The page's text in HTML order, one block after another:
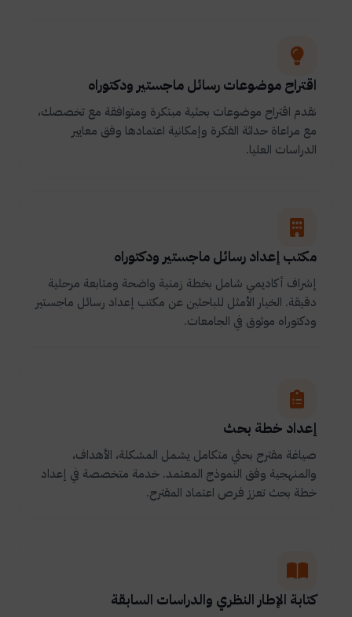
اقتراح موضوعات رسائل ماجستير ودكتوراه
نقدم اقتراح موضوعات بحثية مبتكرة ومتوافقة مع تخصصك،
مع مراعاة حداثة الفكرة وإمكانية اعتمادها وفق معايير
الدراسات العليا.
مكتب إعداد رسائل ماجستير ودكتوراه
إشراف أكاديمي شامل بخطة زمنية واضحة ومتابعة مرحلية
دقيقة. الخيار الأمثل للباحثين عن مكتب إعداد رسائل ماجستير
ودكتوراه موثوق في الجامعات.
إعداد خطة بحث
صياغة مقترح بحثي متكامل يشمل المشكلة، الأهداف،
والمنهجية وفق النموذج المعتمد. خدمة متخصصة في إعداد
خطة بحث تعزز فرص اعتماد المقترح.
كتابة الإطار النظري والدراسات السابقة